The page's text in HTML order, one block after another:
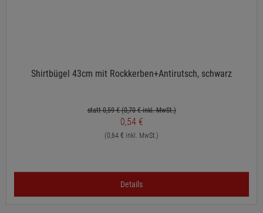
Shirtbügel 43cm mit Rockkerben+Antirutsch, schwarz
statt 0,59 €(0,70€ inkl. MwSt.)
0,54 €
(0,64 € inkl. MwSt.)
Details